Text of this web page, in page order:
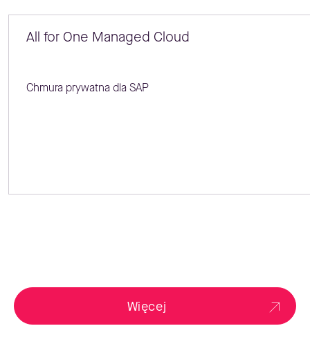
All for One Managed Cloud
Chmura prywatna dla SAP
Więcej